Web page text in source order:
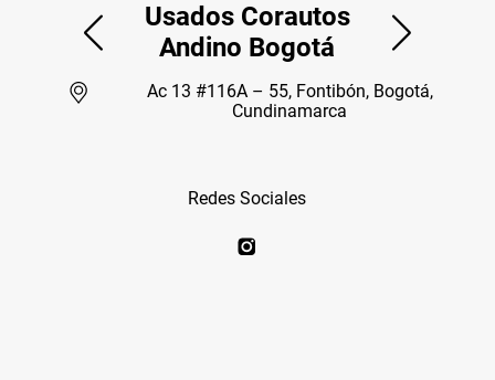
Usados Corautos
Andino Bogotá
Ac 13 #116A – 55, Fontibón, Bogotá,
Cundinamarca
Redes Sociales